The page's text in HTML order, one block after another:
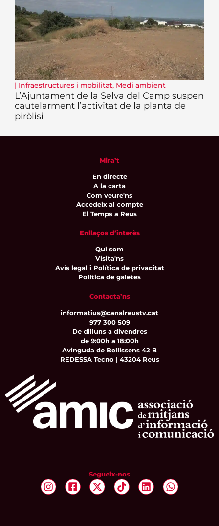
| Infraestructures i mobilitat, Medi ambient
L’Ajuntament de la Selva del Camp suspen
cautelarment l’activitat de la planta de
piròlisi
Mira’t
En directe
A la carta
Com veure'ns
Accedeix al compte
El Temps a Reus
Enllaços d’interès
Qui som
Visita'ns
Avís legal i Política de privacitat
Política de galetes
Contacta’ns
informatius@canalreustv.cat
977 300 509
De dilluns a divendres
de 9:00h a 18:00h
Avinguda de Bellissens 42 B
REDESSA Tecno | 43204 Reus
Segueix-nos